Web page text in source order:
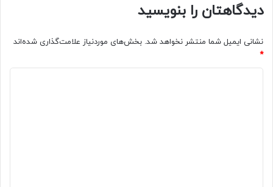
دیدگاهتان را بنویسید
نشانی ایمیل شما منتشر نخواهد شد. بخش‌های موردنیاز علامت‌گذاری شده‌اند
*